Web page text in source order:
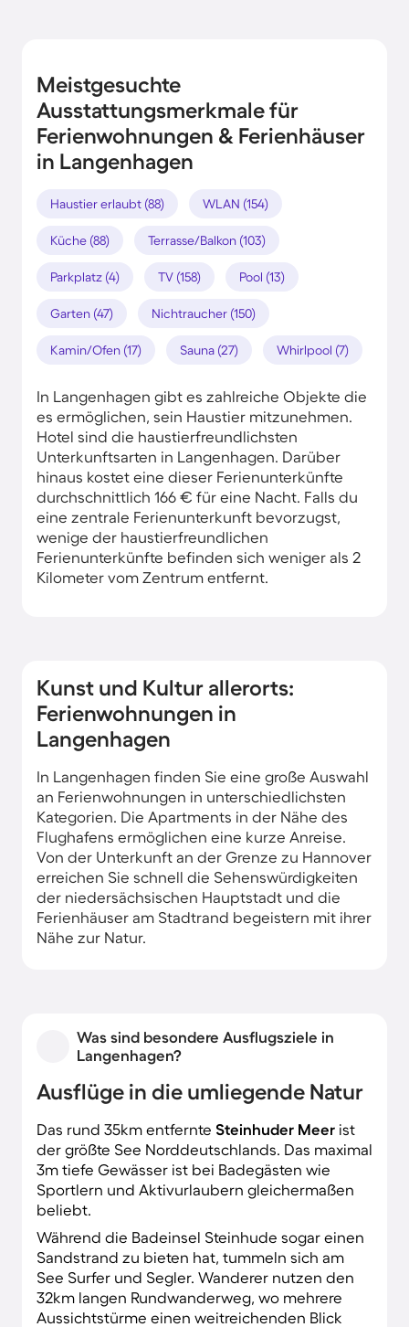
Meistgesuchte
Ausstattungsmerkmale für
Ferienwohnungen & Ferienhäuser
in Langenhagen
Haustier erlaubt (88) WLAN (154)
Küche (88) Terrasse/Balkon (103)
Parkplatz (4) TV (158) Pool (13)
Garten (47) Nichtraucher (150)
Kamin/Ofen (17) Sauna (27) Whirlpool (7)
In Langenhagen gibt es zahlreiche Objekte die
es ermöglichen, sein Haustier mitzunehmen.
Hotel sind die haustierfreundlichsten
Unterkunftsarten in Langenhagen. Darüber
hinaus kostet eine dieser Ferienunterkünfte
durchschnittlich 166 € für eine Nacht. Falls du
eine zentrale Ferienunterkunft bevorzugst,
wenige der haustierfreundlichen
Ferienunterkünfte befinden sich weniger als 2
Kilometer vom Zentrum entfernt.
Kunst und Kultur allerorts:
Ferienwohnungen in
Langenhagen
In Langenhagen finden Sie eine große Auswahl
an Ferienwohnungen in unterschiedlichsten
Kategorien. Die Apartments in der Nähe des
Flughafens ermöglichen eine kurze Anreise.
Von der Unterkunft an der Grenze zu Hannover
erreichen Sie schnell die Sehenswürdigkeiten
der niedersächsischen Hauptstadt und die
Ferienhäuser am Stadtrand begeistern mit ihrer
Nähe zur Natur.
Was sind besondere Ausflugsziele in
Langenhagen?
Ausflüge in die umliegende Natur
Das rund 35km entfernte Steinhuder Meer ist
der größte See Norddeutschlands. Das maximal
3m tiefe Gewässer ist bei Badegästen wie
Sportlern und Aktivurlaubern gleichermaßen
beliebt.
Während die Badeinsel Steinhude sogar einen
Sandstrand zu bieten hat, tummeln sich am
See Surfer und Segler. Wanderer nutzen den
32km langen Rundwanderweg, wo mehrere
Aussichtstürme einen weitreichenden Blick